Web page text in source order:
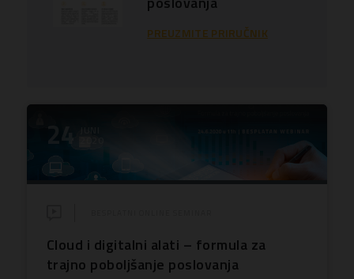
PREUZMITE PRIRUČNIK
Cloud i digitalni alati – formula za
trajno poboljšanje poslovanja